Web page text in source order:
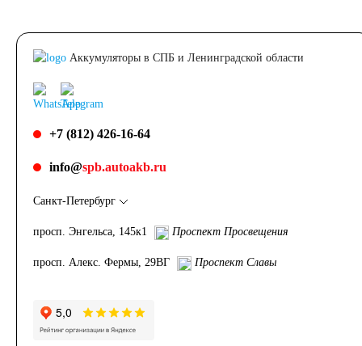
Аккумуляторы в СПБ и Ленинградской области
+7 (812) 426-16-64
info@spb.autoakb.ru
Санкт-Петербург
просп. Энгельса, 145к1 Проспект Просвещения
просп. Алекс. Фермы, 29ВГ Проспект Славы